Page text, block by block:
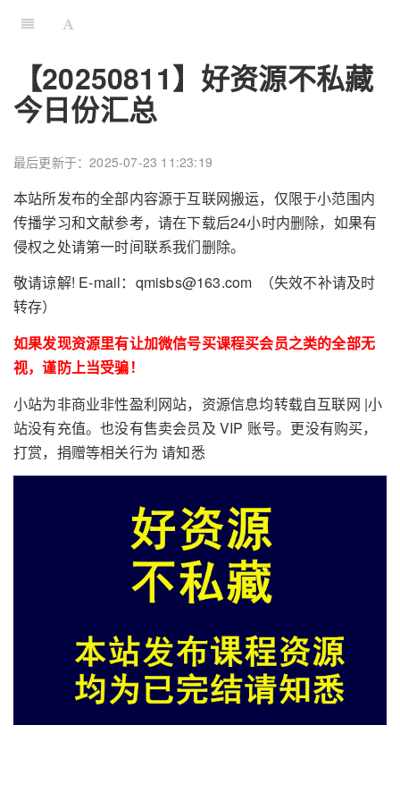
【20250811】好资源不私藏
今日份汇总
最后更新于：2025-07-23 11:23:19
本站所发布的全部内容源于互联网搬运，仅限于小范围内
传播学习和文献参考，请在下载后24小时内删除，如果有
侵权之处请第一时间联系我们删除。
敬请谅解! E-mail：qmisbs@163.com （失效不补请及时
转存）
如果发现资源里有让加微信号买课程买会员之类的全部无
视，谨防上当受骗！
小站为非商业非性盈利网站，资源信息均转载自互联网 |小
站没有充值。也没有售卖会员及 VIP 账号。更没有购买，
打赏，捐赠等相关行为 请知悉